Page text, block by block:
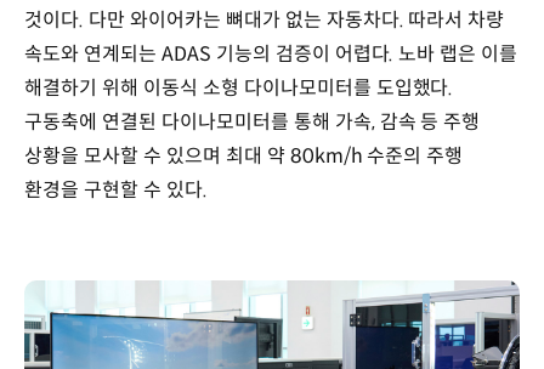
것이다. 다만 와이어카는 뼈대가 없는 자동차다. 따라서 차량
속도와 연계되는 ADAS 기능의 검증이 어렵다. 노바 랩은 이를
해결하기 위해 이동식 소형 다이나모미터를 도입했다.
구동축에 연결된 다이나모미터를 통해 가속, 감속 등 주행
상황을 모사할 수 있으며 최대 약 80km/h 수준의 주행
환경을 구현할 수 있다.